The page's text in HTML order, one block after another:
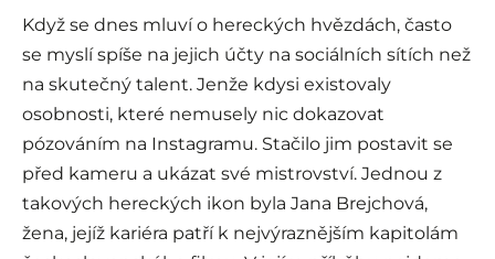
Když se dnes mluví o hereckých hvězdách, často
se myslí spíše na jejich účty na sociálních sítích než
na skutečný talent. Jenže kdysi existovaly
osobnosti, které nemusely nic dokazovat
pózováním na Instagramu. Stačilo jim postavit se
před kameru a ukázat své mistrovství. Jednou z
takových hereckých ikon byla Jana Brejchová,
žena, jejíž kariéra patří k nejvýraznějším kapitolám